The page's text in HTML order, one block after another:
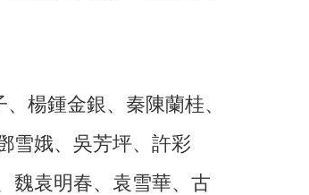
楊鍾金銀、秦陳蘭桂、
雪娥、吳芳坪、許彩
魏袁明春、袁雪華、古